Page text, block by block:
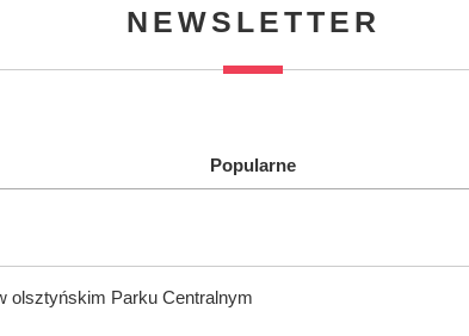
NEWSLETTER
Popularne
olsztyńskim Parku Centralnym